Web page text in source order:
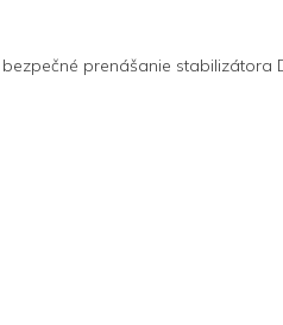
prenášanie stabilizátora